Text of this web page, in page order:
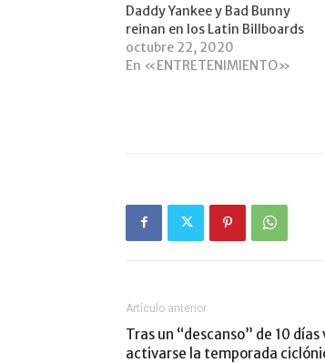
Daddy Yankee y Bad Bunny
reinan en los Latin Billboards
octubre 22, 2020
En «ENTRETENIMIENTO»
Artículo anterior
Tras un “descanso” de 10 días
activarse la temporada